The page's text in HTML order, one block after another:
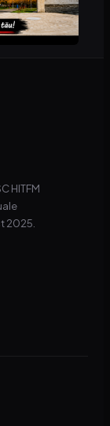
HITFM
2025.